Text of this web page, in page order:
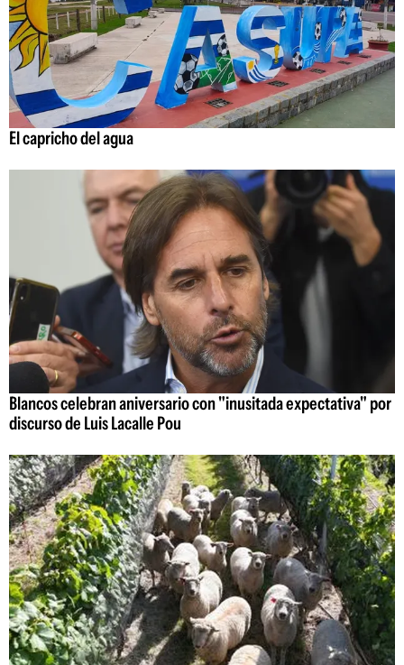
El capricho del agua
Blancos celebran aniversario con "inusitada expectativa" por
discurso de Luis Lacalle Pou